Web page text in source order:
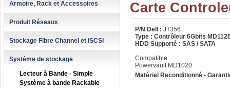
Armoire, Rack et Accessoires
Produit Réseaux
Stockage Fibre Channel et iSCSI
Système de stockage
Lecteur à Bande - Simple
Système à bande Rackable
Carte
P/N Dell : JT356
Type : Contrôleur 6Gbits
HDD Supporté : SAS / SATA
Compatible
Powervault MD1020
Matériel Reconditionné -